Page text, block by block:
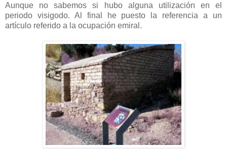
Aunque no sabemos si hubo alguna utilización en el
periodo visigodo. Al final he puesto la referencia a un
artículo referido a la ocupación emiral.